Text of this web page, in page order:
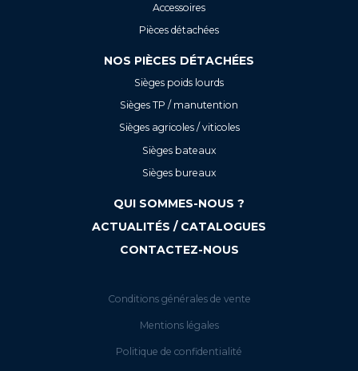
Accessoires
Pièces détachées
NOS PIÈCES DÉTACHÉES
Sièges poids lourds
Sièges TP / manutention
Sièges agricoles / viticoles
Sièges bateaux
Sièges bureaux
QUI SOMMES-NOUS ?
ACTUALITÉS / CATALOGUES
CONTACTEZ-NOUS
Conditions générales de vente
Mentions légales
Politique de confidentialité